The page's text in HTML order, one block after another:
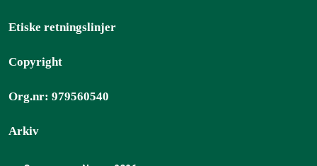
Etiske retningslinjer
Copyright
Org.nr: 979560540
Arkiv